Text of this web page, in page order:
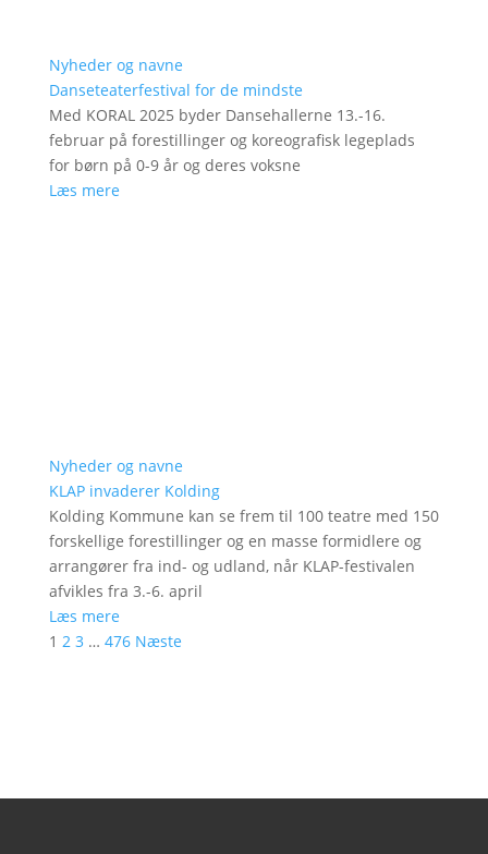
Nyheder og navne
Danseteaterfestival for de mindste
Med KORAL 2025 byder Dansehallerne 13.-16.
februar på forestillinger og koreografisk legeplads
for børn på 0-9 år og deres voksne
Læs mere
Nyheder og navne
KLAP invaderer Kolding
Kolding Kommune kan se frem til 100 teatre med 150
forskellige forestillinger og en masse formidlere og
arrangører fra ind- og udland, når KLAP-festivalen
afvikles fra 3.-6. april
Læs mere
1 2 3 … 476 Næste